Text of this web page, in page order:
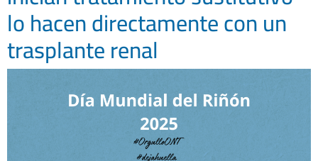
lo hacen directamente con un
trasplante renal